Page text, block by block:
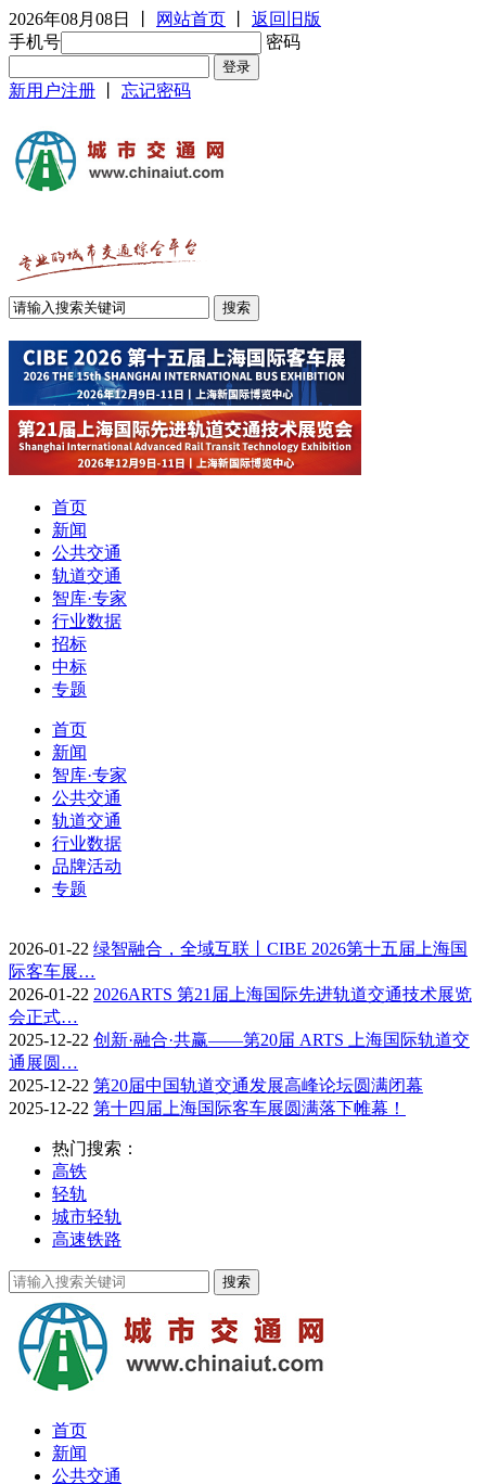
2026年08月08日 网站首页
返回旧版
手机号
密码
新用户注册 忘记密码
首页
新闻
公共交通
轨道交通
智库·专家
行业数据
招标
中标
专题
首页
新闻
智库·专家
公共交通
轨道交通
行业数据
品牌活动
专题
2026-01-22 绿智融合，全域互联丨CIBE 2026第十五届上海国
际客车展…
2026-01-22 2026ARTS 第21届上海国际先进轨道交通技术展览
会正式…
2025-12-22 创新·融合·共赢——第20届 ARTS 上海国际轨道交
通展圆…
2025-12-22 第20届中国轨道交通发展高峰论坛圆满闭幕
2025-12-22 第十四届上海国际客车展圆满落下帷幕！
热门搜索：
高铁
轻轨
城市轻轨
高速铁路
首页
新闻
公共交通